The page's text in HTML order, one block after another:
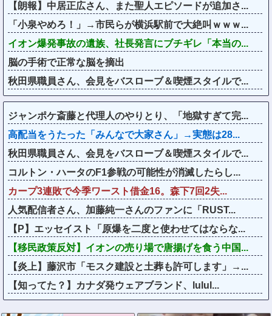
【朗報】中居正広さん、また聖人エピソードが追加さ...
「小泉やめろ！」→市民らが横浜駅前で大絶叫ｗｗｗ...
イオン爆発事故の遺族、社長発言にブチギレ「本当の...
脳の手術で正常な脳を摘出
秋田県職員さん、会見をバスローブ＆喫煙スタイルで...
ジャンポケ斎藤と代理人のやりとり、「地獄すぎて完...
高配当をうたった「みんなで大家さん」→実態は28...
秋田県職員さん、会見をバスローブ＆喫煙スタイルで...
コルトン・ハータのF1参戦の可能性が消滅したらし...
カープ3連敗で今季ワースト借金16。森下7回2失...
人気配信者さん、加藤純一さんのファンに「RUST...
【P】エッセイスト「原爆を二度と使わせてはならな...
【移民政策反対】イオンの売り場で唐揚げを食う中国...
【炎上】藤沢市「モスク建設と土葬も許可します」→...
【知ってた？】カナダ発ウェアブランド、lulul...